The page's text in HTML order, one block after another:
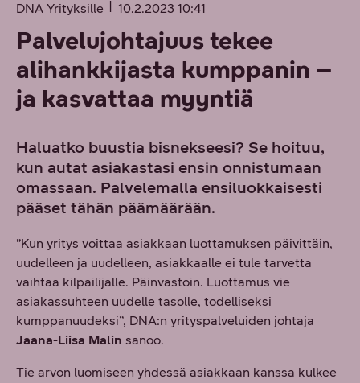
DNA Yrityksille 10.2.2023 10:41
Palvelujohtajuus tekee
alihankkijasta kumppanin –
ja kasvattaa myyntiä
Haluatko buustia bisnekseesi? Se hoituu,
kun autat asiakastasi ensin onnistumaan
omassaan. Palvelemalla ensiluokkaisesti
pääset tähän päämäärään.
”Kun yritys voittaa asiakkaan luottamuksen päivittäin,
uudelleen ja uudelleen, asiakkaalle ei tule tarvetta
vaihtaa kilpailijalle. Päinvastoin. Luottamus vie
asiakassuhteen uudelle tasolle, todelliseksi
kumppanuudeksi”, DNA:n yrityspalveluiden johtaja
Jaana-Liisa Malin sanoo.
Tie arvon luomiseen yhdessä asiakkaan kanssa kulkee